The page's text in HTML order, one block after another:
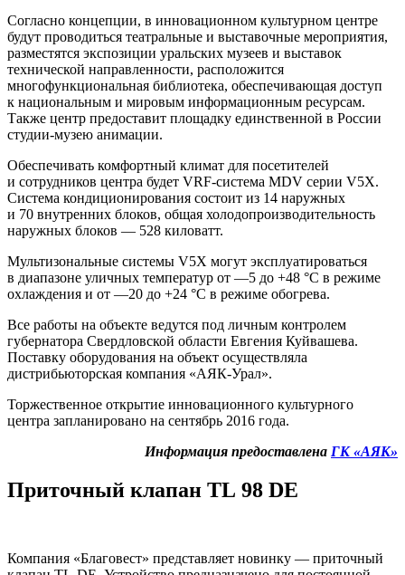
Согласно концепции, в инновационном культурном центре
будут проводиться театральные и выставочные мероприятия,
разместятся экспозиции уральских музеев и выставок
технической направленности, расположится
многофункциональная библиотека, обеспечивающая доступ
к национальным и мировым информационным ресурсам.
Также центр предоставит площадку единственной в России
студии-музею анимации.
Обеспечивать комфортный климат для посетителей
и сотрудников центра будет VRF-система MDV серии V5X.
Система кондиционирования состоит из 14 наружных
и 70 внутренних блоков, общая холодопроизводительность
наружных блоков — 528 киловатт.
Мультизональные системы V5X могут эксплуатироваться
в диапазоне уличных температур от —5 до +48 °C в режиме
охлаждения и от —20 до +24 °C в режиме обогрева.
Все работы на объекте ведутся под личным контролем
губернатора Свердловской области Евгения Куйвашева.
Поставку оборудования на объект осуществляла
дистрибьюторская компания «АЯК-Урал».
Торжественное открытие инновационного культурного
центра запланировано на сентябрь 2016 года.
Информация предоставлена ГК «АЯК»
Приточный клапан TL 98 DE
Компания «Благовест» представляет новинку — приточный